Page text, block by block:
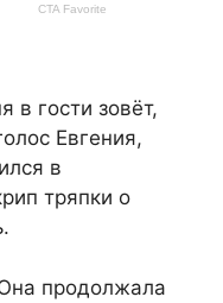
в гости зовёт,
Евгения,
в
тряпки о
продолжала